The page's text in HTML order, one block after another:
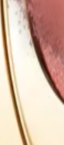
РФ